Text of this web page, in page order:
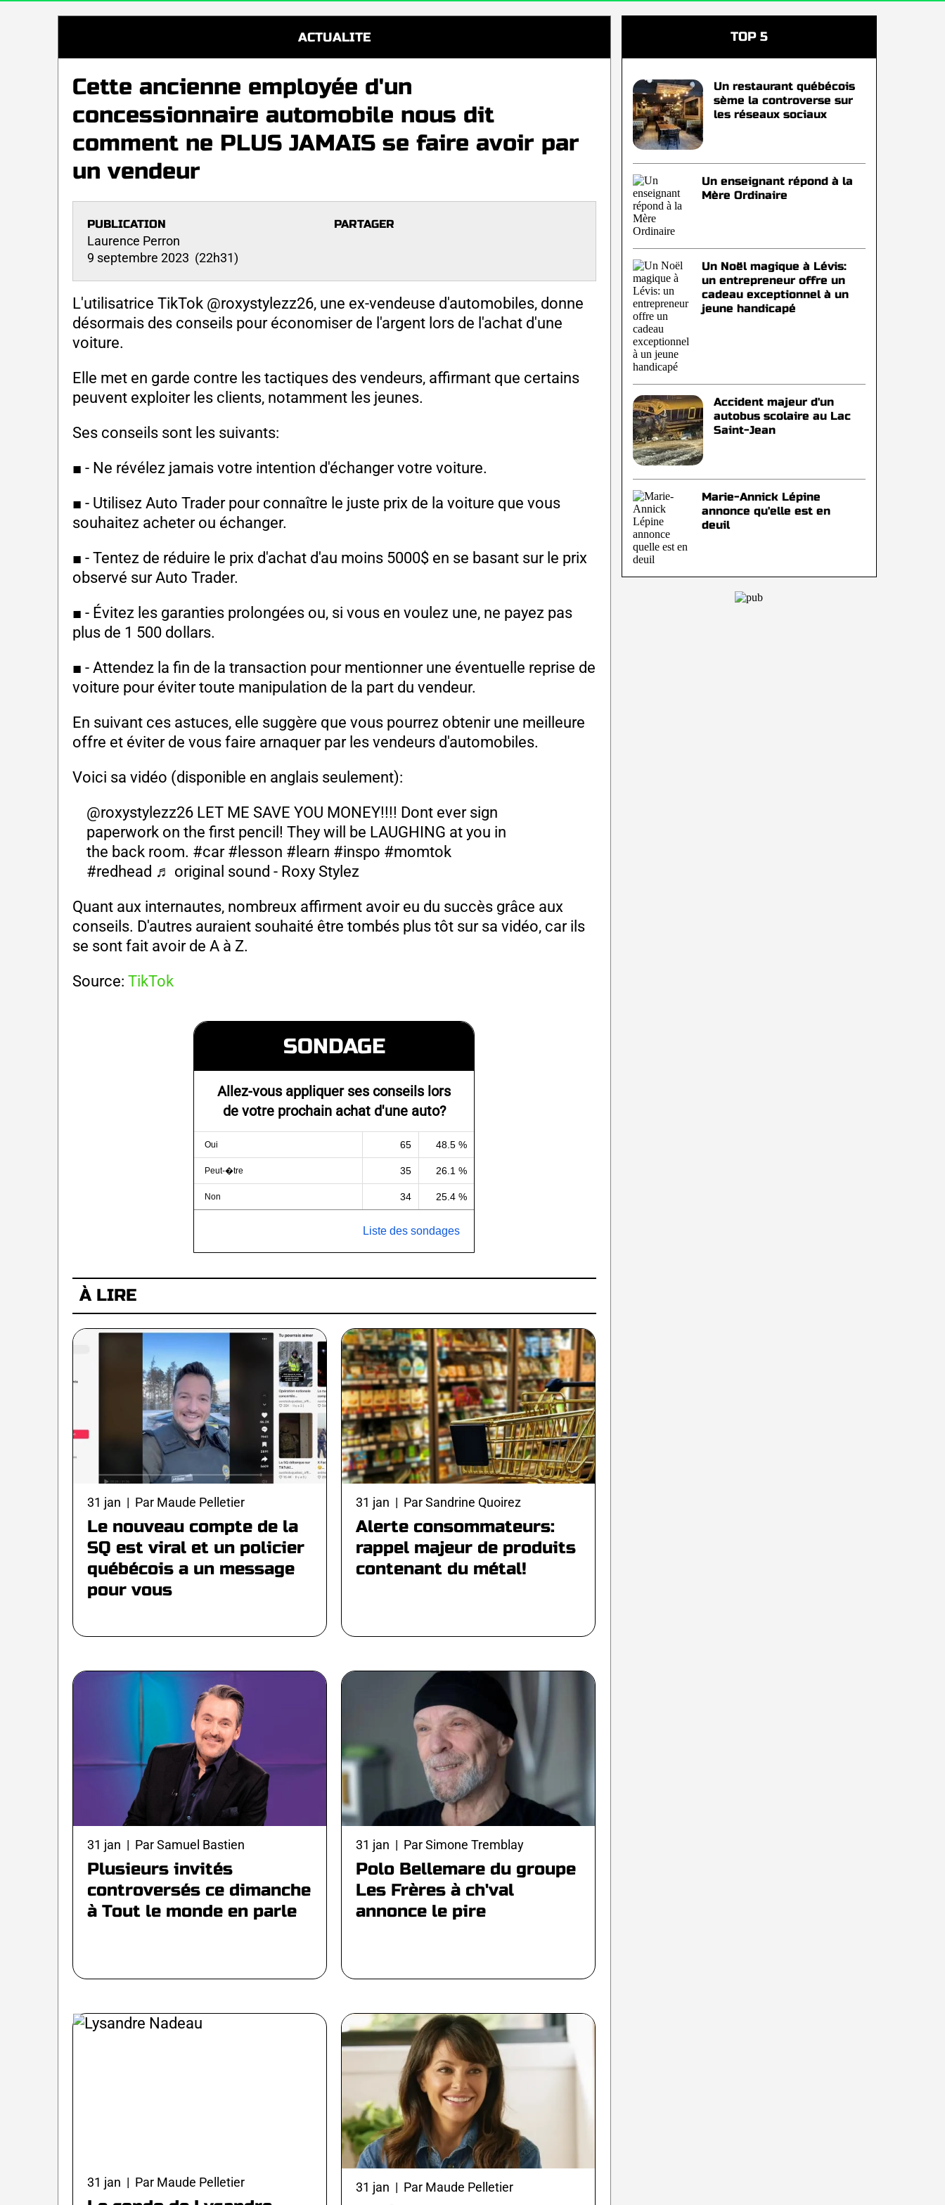
ACTUALITE
Cette ancienne employée d'un
concessionnaire automobile nous dit
comment ne PLUS JAMAIS se faire avoir par
un vendeur
PUBLICATION
Laurence Perron
9 septembre 2023 (22h31)
PARTAGER
L'utilisatrice TikTok @roxystylezz26, une ex-vendeuse d'automobiles, donne
désormais des conseils pour économiser de l'argent lors de l'achat d'une
voiture.
Elle met en garde contre les tactiques des vendeurs, affirmant que certains
peuvent exploiter les clients, notamment les jeunes.
Ses conseils sont les suivants:
■ - Ne révélez jamais votre intention d'échanger votre voiture.
■ - Utilisez Auto Trader pour connaître le juste prix de la voiture que vous
souhaitez acheter ou échanger.
■ - Tentez de réduire le prix d'achat d'au moins 5000$ en se basant sur le prix
observé sur Auto Trader.
■ - Évitez les garanties prolongées ou, si vous en voulez une, ne payez pas
plus de 1 500 dollars.
■ - Attendez la fin de la transaction pour mentionner une éventuelle reprise de
voiture pour éviter toute manipulation de la part du vendeur.
En suivant ces astuces, elle suggère que vous pourrez obtenir une meilleure
offre et éviter de vous faire arnaquer par les vendeurs d'automobiles.
Voici sa vidéo (disponible en anglais seulement):
@roxystylezz26 LET ME SAVE YOU MONEY!!!! Dont ever sign
paperwork on the first pencil! They will be LAUGHING at you in
the back room. #car #lesson #learn #inspo #momtok
#redhead ♬ original sound - Roxy Stylez
Quant aux internautes, nombreux affirment avoir eu du succès grâce aux
conseils. D'autres auraient souhaité être tombés plus tôt sur sa vidéo, car ils
se sont fait avoir de A à Z.
Source: TikTok
SONDAGE
Allez-vous appliquer ses conseils lors
de votre prochain achat d'une auto?
Oui 65 48.5 %
Peut-�tre 35 26.1 %
Non 34 25.4 %
Liste des sondages
À LIRE
31 jan | Par Maude Pelletier
Le nouveau compte de la
SQ est viral et un policier
québécois a un message
pour vous
31 jan | Par Sandrine Quoirez
Alerte consommateurs:
rappel majeur de produits
contenant du métal!
31 jan | Par Samuel Bastien
Plusieurs invités
controversés ce dimanche
à Tout le monde en parle
31 jan | Par Simone Tremblay
Polo Bellemare du groupe
Les Frères à ch'val
annonce le pire
31 jan | Par Maude Pelletier 31 jan | Par Maude Pelletier
TOP 5
Un restaurant québécois
sème la controverse sur
les réseaux sociaux
Un enseignant répond à la
Mère Ordinaire
Un Noël magique à Lévis:
un entrepreneur offre un
cadeau exceptionnel à un
jeune handicapé
Accident majeur d'un
autobus scolaire au Lac
Saint-Jean
Marie-Annick Lépine
annonce qu'elle est en
deuil